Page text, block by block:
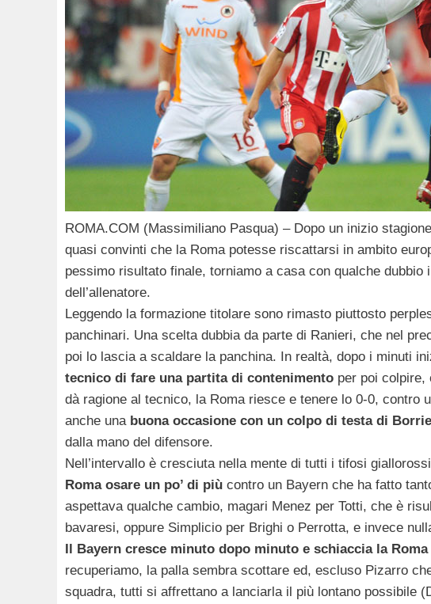
ROMA.COM (Massimiliano Pasqua) – Dopo un inizio
quasi convinti che la Roma potesse riscattarsi in ambito
pessimo risultato finale, torniamo a casa con qualche
dell’allenatore.
Leggendo la formazione titolare sono rimasto piuttosto
panchinari. Una scelta dubbia da parte di Ranieri, che nel
poi lo lascia a scaldare la panchina. In realtà, dopo i minuti
tecnico di fare una partita di contenimento per poi colpire,
dà ragione al tecnico, la Roma riesce e tenere lo 0-0, contro
anche una buona occasione con un colpo di testa di
dalla mano del difensore.
Nell’intervallo è cresciuta nella mente di tutti i tifosi
Roma osare un po’ di più contro un Bayern che ha fatto
aspettava qualche cambio, magari Menez per Totti, che è
bavaresi, oppure Simplicio per Brighi o Perrotta, e invece
Il Bayern cresce minuto dopo minuto e schiaccia la
recuperiamo, la palla sembra scottare ed, escluso Pizarro
squadra, tutti si affrettano a lanciarla il più lontano possibile